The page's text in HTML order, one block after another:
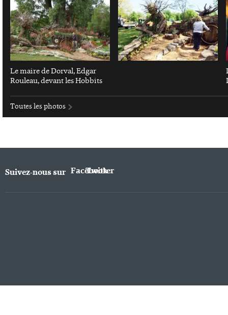
Le maire de Dorval, Edgar
Rouleau, devant les Hobbits
Toutes les photos
Suivez-nous sur Facebook
Twitter